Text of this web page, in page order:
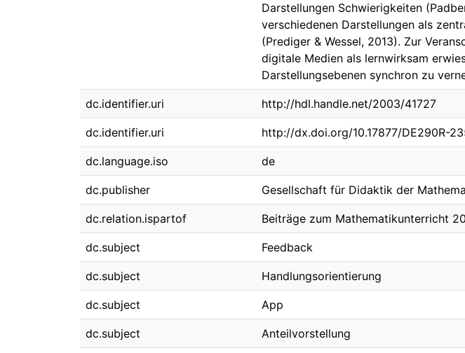
Darstellungen Schwierigkeiten
verschiedenen Darstellungen als
(Prediger & Wessel, 2013). Zur
digitale Medien als lernwirksam
Darstellungsebenen synchron zu
dc.identifier.uri http://hdl.handle.net/2003/41727
dc.identifier.uri http://dx.doi.org/10.17877/DE290R-
dc.language.iso de
dc.publisher Gesellschaft für Didaktik der
dc.relation.ispartof Beiträge zum Mathematikunterricht
dc.subject Feedback
dc.subject Handlungsorientierung
dc.subject App
dc.subject Anteilvorstellung